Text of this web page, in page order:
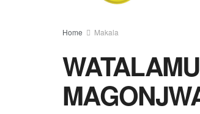
Home Makala